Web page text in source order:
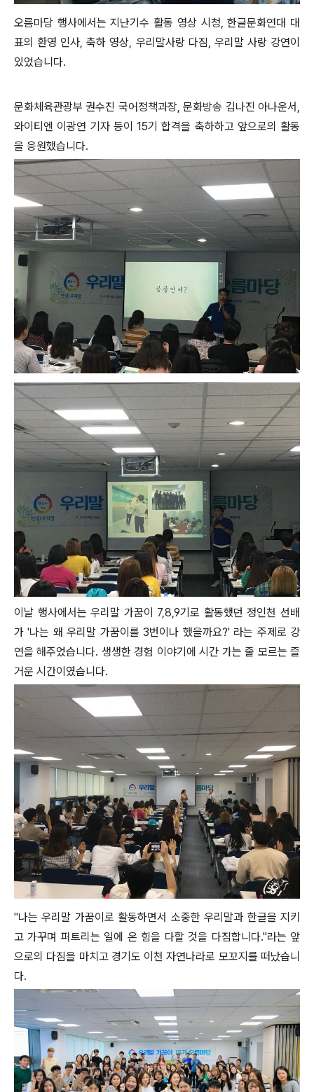
오름마당 행사에서는 지난기수 활동 영상 시청, 한글문화연대 대
표의 환영 인사, 축하 영상, 우리말사랑 다짐, 우리말 사랑 강연이
있었습니다.
문화체육관광부 권수진 국어정책과장, 문화방송 김나진 아나운서,
와이티엔 이광연 기자 등이 15기 합격을 축하하고 앞으로의 활동
을 응원했습니다.
이날 행사에서는 우리말 가꿈이 7,8,9기로 활동했던 정인천 선배
가 '나는 왜 우리말 가꿈이를 3번이나 했을까요?' 라는 주제로 강
연을 해주었습니다. 생생한 경험 이야기에 시간 가는 줄 모르는 즐
거운 시간이였습니다.
"나는 우리말 가꿈이로 활동하면서 소중한 우리말과 한글을 지키
고 가꾸며 퍼트리는 일에 온 힘을 다할 것을 다짐합니다."라는 앞
으로의 다짐을 마치고 경기도 이천 자연나라로 모꼬지를 떠났습니
다.